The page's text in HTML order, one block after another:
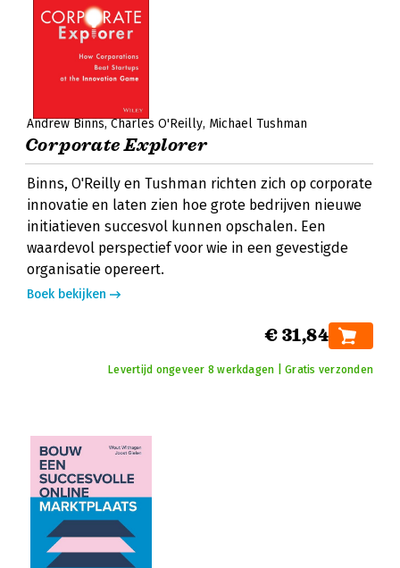
Andrew Binns Charles O'Reilly Michael Tushman
Corporate Explorer
Binns, O'Reilly en Tushman richten zich op corporate
innovatie en laten zien hoe grote bedrijven nieuwe
initiatieven succesvol kunnen opschalen. Een
waardevol perspectief voor wie in een gevestigde
organisatie opereert.
Boek bekijken
€ 31,84
Levertijd ongeveer 8 werkdagen | Gratis verzonden